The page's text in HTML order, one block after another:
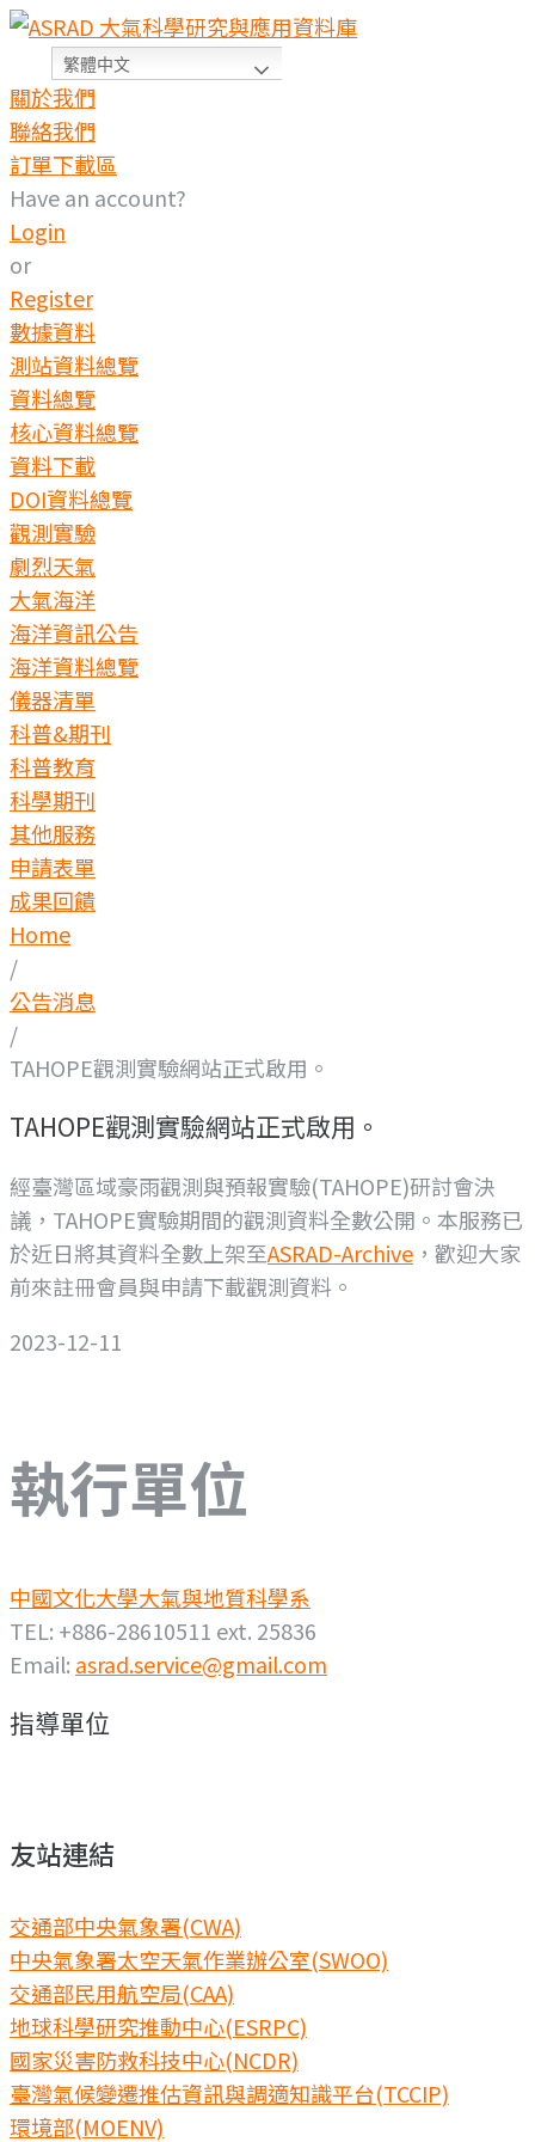
繁體中文
關於我們
聯絡我們
訂單下載區
Have an account?
Login
or
Register
數據資料
測站資料總覽
資料總覽
核心資料總覽
資料下載
DOI資料總覽
觀測實驗
劇烈天氣
大氣海洋
海洋資訊公告
海洋資料總覽
儀器清單
科普&期刊
科普教育
科學期刊
其他服務
申請表單
成果回饋
Home
/
公告消息
/
TAHOPE觀測實驗網站正式啟用。
TAHOPE觀測實驗網站正式啟用。
經臺灣區域豪雨觀測與預報實驗(TAHOPE)研討會決
議，TAHOPE實驗期間的觀測資料全數公開。本服務已
於近日將其資料全數上架至ASRAD-Archive ，歡迎大家
前來註冊會員與申請下載觀測資料。
2023-12-11
執行單位
中國文化大學大氣與地質科學系
TEL: +886-28610511 ext. 25836
Email: asrad.service@gmail.com
指導單位
友站連結
交通部中央氣象署(CWA)
中央氣象署太空天氣作業辦公室(SWOO)
交通部民用航空局(CAA)
地球科學研究推動中心(ESRPC)
國家災害防救科技中心(NCDR)
臺灣氣候變遷推估資訊與調適知識平台(TCCIP)
環境部(MOENV)